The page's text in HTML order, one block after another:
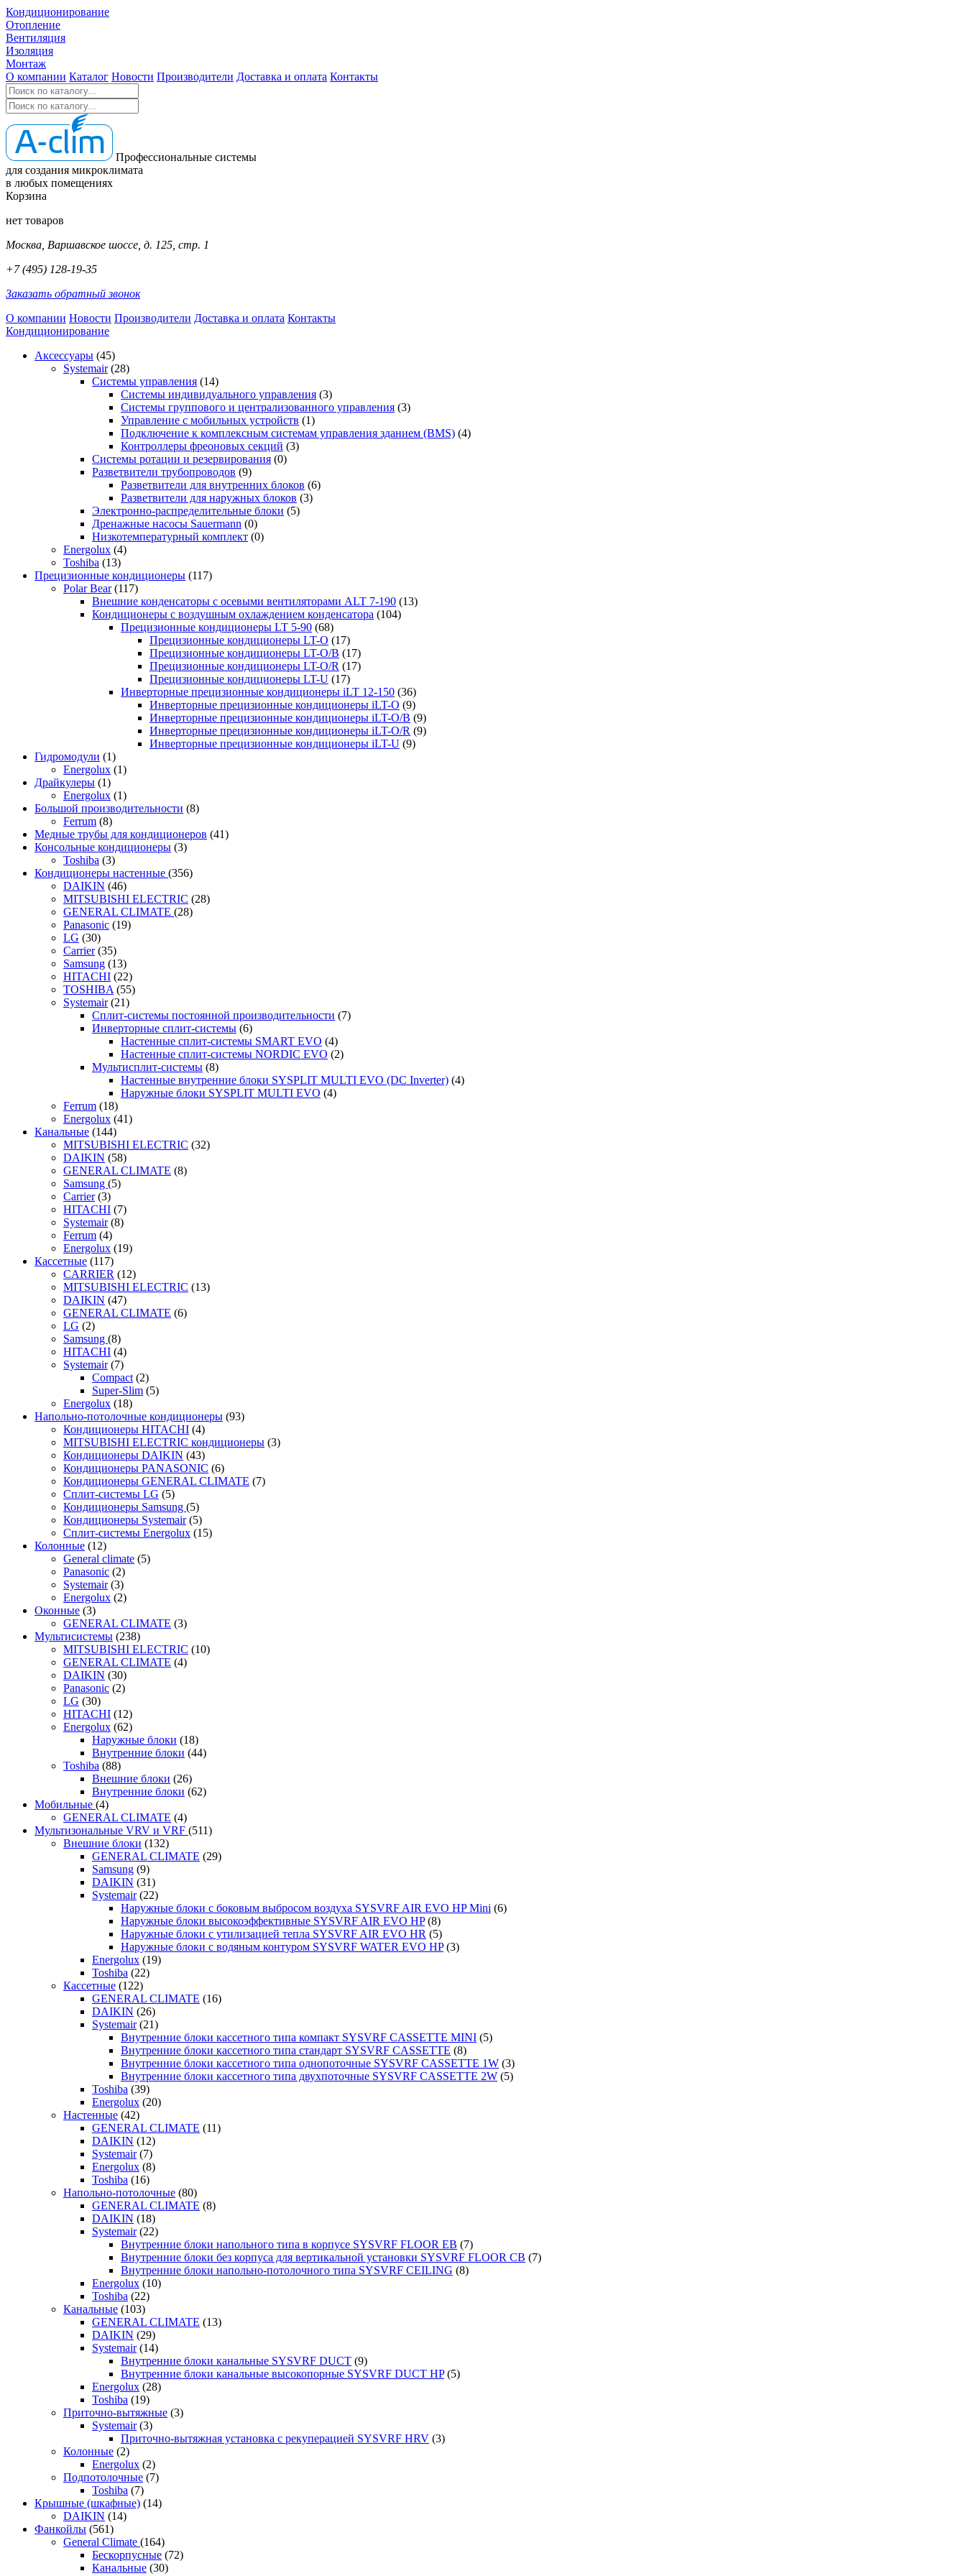
Кондиционирование
Отопление
Вентиляция
Изоляция
Монтаж
О компании Каталог Новости Производители Доставка и оплата Контакты
Профессиональные системы
для создания микроклимата
в любых помещениях
Корзина
нет товаров
Москва, Варшавское шоссе, д. 125, стр. 1
+7 (495) 128-19-35
Заказать обратный звонок
О компании Новости Производители Доставка и оплата Контакты
Кондиционирование
Аксессуары (45)
Systemair (28)
Системы управления (14)
Системы индивидуального управления (3)
Системы группового и централизованного управления (3)
Управление с мобильных устройств (1)
Подключение к комплексным системам управления зданием (BMS) (4)
Контроллеры фреоновых секций (3)
Системы ротации и резервирования (0)
Разветвители трубопроводов (9)
Разветвители для внутренних блоков (6)
Разветвители для наружных блоков (3)
Электронно-распределительные блоки (5)
Дренажные насосы Sauermann (0)
Низкотемпературный комплект (0)
Energolux (4)
Toshiba (13)
Прецизионные кондиционеры (117)
Polar Bear (117)
Внешние конденсаторы с осевыми вентиляторами ALT 7-190 (13)
Кондиционеры с воздушным охлаждением конденсатора (104)
Прецизионные кондиционеры LT 5-90 (68)
Прецизионные кондиционеры LT-O (17)
Прецизионные кондиционеры LT-O/B (17)
Прецизионные кондиционеры LT-O/R (17)
Прецизионные кондиционеры LT-U (17)
Инверторные прецизионные кондиционеры iLT 12-150 (36)
Инверторные прецизионные кондиционеры iLT-O (9)
Инверторные прецизионные кондиционеры iLT-O/B (9)
Инверторные прецизионные кондиционеры iLT-O/R (9)
Инверторные прецизионные кондиционеры iLT-U (9)
Гидромодули (1)
Energolux (1)
Драйкулеры (1)
Energolux (1)
Большой производительности (8)
Ferrum (8)
Медные трубы для кондиционеров (41)
Консольные кондиционеры (3)
Toshiba (3)
Кондиционеры настенные (356)
DAIKIN (46)
MITSUBISHI ELECTRIC (28)
GENERAL CLIMATE (28)
Panasonic (19)
LG (30)
Carrier (35)
Samsung (13)
HITACHI (22)
TOSHIBA (55)
Systemair (21)
Сплит-системы постоянной производительности (7)
Инверторные сплит-системы (6)
Настенные сплит-системы SMART EVO (4)
Настенные сплит-системы NORDIC EVO (2)
Мультисплит-системы (8)
Настенные внутренние блоки SYSPLIT MULTI EVO (DC Inverter) (4)
Наружные блоки SYSPLIT MULTI EVO (4)
Ferrum (18)
Energolux (41)
Канальные (144)
MITSUBISHI ELECTRIC (32)
DAIKIN (58)
GENERAL CLIMATE (8)
Samsung (5)
Carrier (3)
HITACHI (7)
Systemair (8)
Ferrum (4)
Energolux (19)
Кассетные (117)
CARRIER (12)
MITSUBISHI ELECTRIC (13)
DAIKIN (47)
GENERAL CLIMATE (6)
LG (2)
Samsung (8)
HITACHI (4)
Systemair (7)
Compact (2)
Super-Slim (5)
Energolux (18)
Напольно-потолочные кондиционеры (93)
Кондиционеры HITACHI (4)
MITSUBISHI ELECTRIC кондиционеры (3)
Кондиционеры DAIKIN (43)
Кондиционеры PANASONIC (6)
Кондиционеры GENERAL CLIMATE (7)
Сплит-системы LG (5)
Кондиционеры Samsung (5)
Кондиционеры Systemair (5)
Сплит-системы Energolux (15)
Колонные (12)
General climate (5)
Panasonic (2)
Systemair (3)
Energolux (2)
Оконные (3)
GENERAL CLIMATE (3)
Мультисистемы (238)
MITSUBISHI ELECTRIC (10)
GENERAL CLIMATE (4)
DAIKIN (30)
Panasonic (2)
LG (30)
HITACHI (12)
Energolux (62)
Наружные блоки (18)
Внутренние блоки (44)
Toshiba (88)
Внешние блоки (26)
Внутренние блоки (62)
Мобильные (4)
GENERAL CLIMATE (4)
Мультизональные VRV и VRF (511)
Внешние блоки (132)
GENERAL CLIMATE (29)
Samsung (9)
DAIKIN (31)
Systemair (22)
Наружные блоки с боковым выбросом воздуха SYSVRF AIR EVO HP Mini (6)
Наружные блоки высокоэффективные SYSVRF AIR EVO HP (8)
Наружные блоки с утилизацией тепла SYSVRF AIR EVO HR (5)
Наружные блоки с водяным контуром SYSVRF WATER EVO HP (3)
Energolux (19)
Toshiba (22)
Кассетные (122)
GENERAL CLIMATE (16)
DAIKIN (26)
Systemair (21)
Внутренние блоки кассетного типа компакт SYSVRF CASSETTE MINI (5)
Внутренние блоки кассетного типа стандарт SYSVRF CASSETTE (8)
Внутренние блоки кассетного типа однопоточные SYSVRF CASSETTE 1W (3)
Внутренние блоки кассетного типа двухпоточные SYSVRF CASSETTE 2W (5)
Toshiba (39)
Energolux (20)
Настенные (42)
GENERAL CLIMATE (11)
DAIKIN (12)
Systemair (7)
Energolux (8)
Toshiba (16)
Напольно-потолочные (80)
GENERAL CLIMATE (8)
DAIKIN (18)
Systemair (22)
Внутренние блоки напольного типа в корпусе SYSVRF FLOOR EB (7)
Внутренние блоки без корпуса для вертикальной установки SYSVRF FLOOR CB (7)
Внутренние блоки напольно-потолочного типа SYSVRF CEILING (8)
Energolux (10)
Toshiba (22)
Канальные (103)
GENERAL CLIMATE (13)
DAIKIN (29)
Systemair (14)
Внутренние блоки канальные SYSVRF DUCT (9)
Внутренние блоки канальные высокопорные SYSVRF DUCT HP (5)
Energolux (28)
Toshiba (19)
Приточно-вытяжные (3)
Systemair (3)
Приточно-вытяжная установка с рекуперацией SYSVRF HRV (3)
Колонные (2)
Energolux (2)
Подпотолочные (7)
Toshiba (7)
Крышные (шкафные) (14)
DAIKIN (14)
Фанкойлы (561)
General Climate (164)
Бескорпусные (72)
Канальные (30)